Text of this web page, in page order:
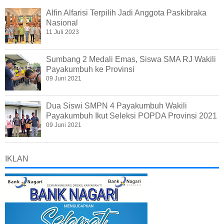
Alfin Alfarisi Terpilih Jadi Anggota Paskibraka
Nasional
11 Juli 2023
Sumbang 2 Medali Emas, Siswa SMA RJ Wakili
Payakumbuh ke Provinsi
09 Juni 2021
Dua Siswi SMPN 4 Payakumbuh Wakili
Payakumbuh Ikut Seleksi POPDA Provinsi 2021
09 Juni 2021
IKLAN